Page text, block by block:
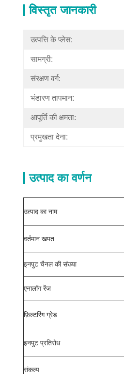
विस्तृत जानकारी
उत्पत्ति के प्लेस:
सामग्री:
संरक्षण वर्ग:
भंडारण तापमान:
आपूर्ति की क्षमता:
प्रमुखता देना:
उत्पाद का वर्णन
उत्पाद का नाम
वर्तमान खपत
इनपुट चैनल की संख्या
एनालॉग रेंज
फ़िल्टरिंग ग्रेड
इनपुट प्रतिरोध
संकल्प